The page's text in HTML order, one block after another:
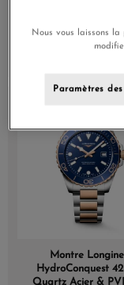
Quartz Acier &
Rose Cadran Noir
Montre
HydroConquest
Quartz Acier &
Nous vous laissons
Paramètres